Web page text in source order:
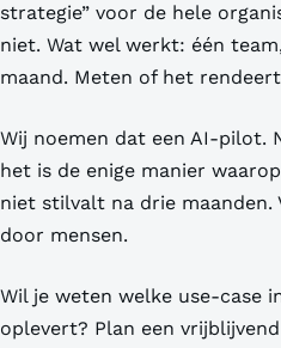
strategie” voor de hele
niet. Wat wel werkt: één
maand. Meten of het
Wij noemen dat een AI-pilot.
het is de enige manier
niet stilvalt na drie maanden.
door mensen.
Wil je weten welke use-case
oplevert? Plan een